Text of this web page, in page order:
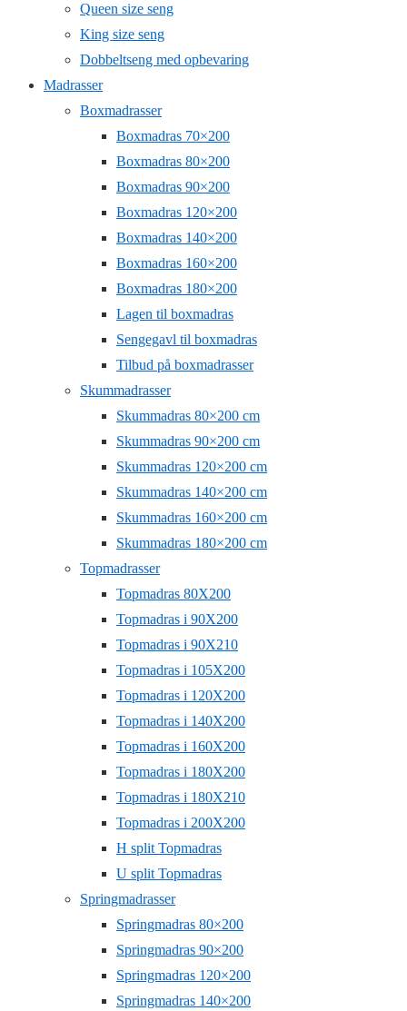
Queen size seng
King size seng
Dobbeltseng med opbevaring
Madrasser
Boxmadrasser
Boxmadras 70×200
Boxmadras 80×200
Boxmadras 90×200
Boxmadras 120×200
Boxmadras 140×200
Boxmadras 160×200
Boxmadras 180×200
Lagen til boxmadras
Sengegavl til boxmadras
Tilbud på boxmadrasser
Skummadrasser
Skummadras 80×200 cm
Skummadras 90×200 cm
Skummadras 120×200 cm
Skummadras 140×200 cm
Skummadras 160×200 cm
Skummadras 180×200 cm
Topmadrasser
Topmadras 80X200
Topmadras i 90X200
Topmadras i 90X210
Topmadras i 105X200
Topmadras i 120X200
Topmadras i 140X200
Topmadras i 160X200
Topmadras i 180X200
Topmadras i 180X210
Topmadras i 200X200
H split Topmadras
U split Topmadras
Springmadrasser
Springmadras 80×200
Springmadras 90×200
Springmadras 120×200
Springmadras 140×200